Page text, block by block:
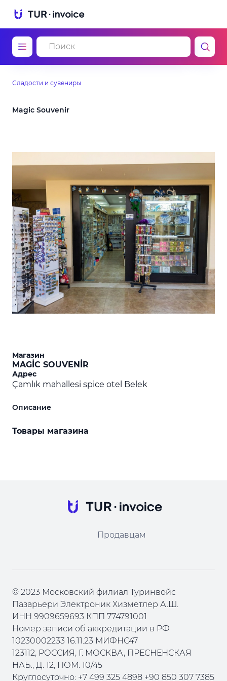
Сладости и сувениры
Magic Souvenir
Магазин
MAGİC SOUVENİR
Адрес
Çamlık mahallesi spice otel Belek
Описание
Товары магазина
Продавцам
© 2023 Московский филиал Туринвойс
Пазарьери Электроник Хизметлер А.Ш.
ИНН 9909659693 КПП 774791001
Номер записи об аккредитации в РФ
10230002233 16.11.23 МИФНС47
123112, РОССИЯ, Г. МОСКВА, ПРЕСНЕНСКАЯ
НАБ., Д. 12, ПОМ. 10/45
Круглосуточно: +7 499 325 4898 +90 850 307 7385